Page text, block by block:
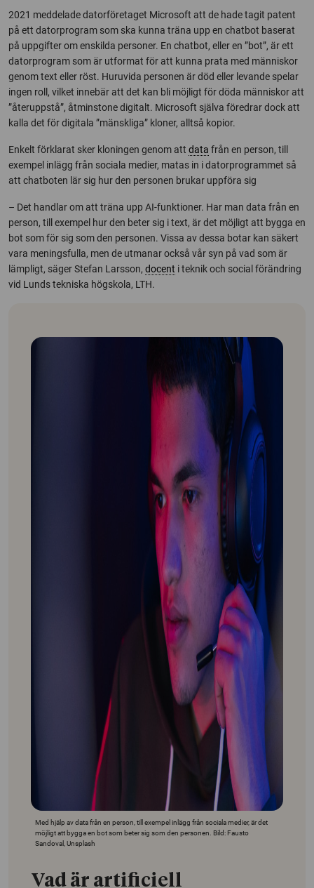
2021 meddelade datorföretaget Microsoft att de hade tagit patent
på ett datorprogram som ska kunna träna upp en chatbot baserat
på uppgifter om enskilda personer. En chatbot, eller en ”bot”, är ett
datorprogram som är utformat för att kunna prata med människor
genom text eller röst. Huruvida personen är död eller levande spelar
ingen roll, vilket innebär att det kan bli möjligt för döda människor att
”återuppstå”, åtminstone digitalt. Microsoft själva föredrar dock att
kalla det för digitala ”mänskliga” kloner, alltså kopior.
Enkelt förklarat sker kloningen genom att data från en person, till
exempel inlägg från sociala medier, matas in i datorprogrammet så
att chatboten lär sig hur den personen brukar uppföra sig
– Det handlar om att träna upp AI-funktioner. Har man data från en
person, till exempel hur den beter sig i text, är det möjligt att bygga en
bot som för sig som den personen. Vissa av dessa botar kan säkert
vara meningsfulla, men de utmanar också vår syn på vad som är
lämpligt, säger Stefan Larsson, docent i teknik och social förändring
vid Lunds tekniska högskola, LTH.
Med hjälp av data från en person, till exempel inlägg från sociala medier, är det
möjligt att bygga en bot som beter sig som den personen. Bild: Fausto
Sandoval, Unsplash
Vad är artificiell